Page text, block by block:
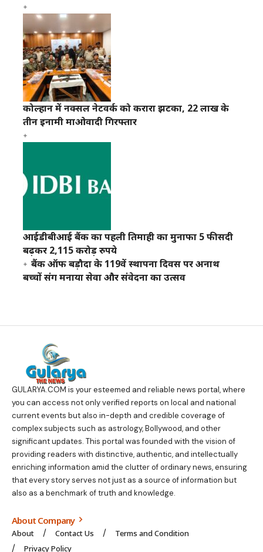
कोल्हान में नक्सल नेटवर्क को करारा झटका, 22 लाख के
तीन इनामी माओवादी गिरफ्तार
आईडीबीआई बैंक का पहली तिमाही का मुनाफा 5 फीसदी
बढ़कर 2,115 करोड़ रुपये
बैंक ऑफ बड़ौदा के 119वें स्थापना दिवस पर अनाथ
बच्चों संग मनाया सेवा और संवेदना का उत्सव
GULARYA.COM is your esteemed and reliable news portal, where
you can access not only verified reports on local and national
current events but also in-depth and credible coverage of
complex subjects such as astrology, Bollywood, and other
significant updates. This portal was founded with the vision of
providing readers with distinctive, authentic, and intellectually
enriching information amid the clutter of ordinary news, ensuring
that every story serves not just as a source of information but
also as a benchmark of truth and knowledge.
About Company
About Contact Us
Terms and Condition
Privacy Policy